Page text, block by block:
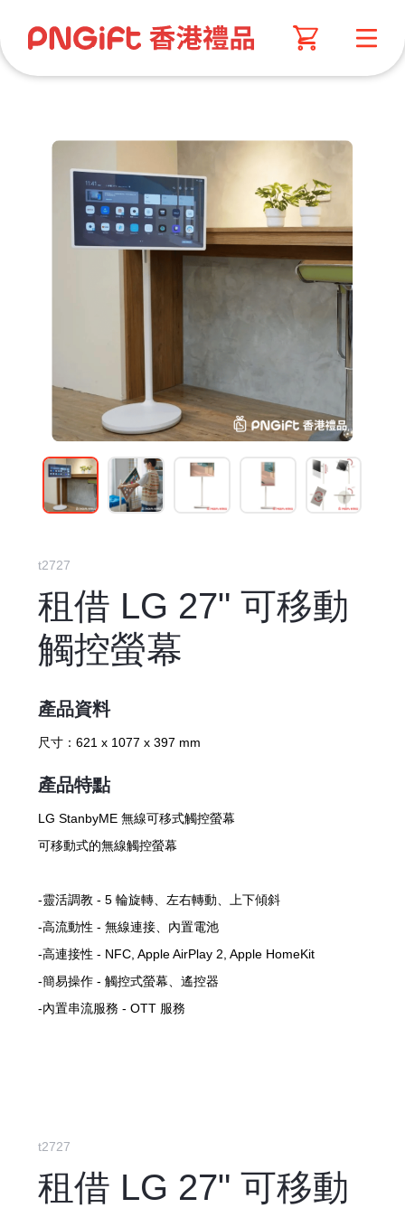
t2727
租借 LG 27" 可移動
觸控螢幕
產品資料
尺寸： 621 x 1077 x 397 mm
產品特點
LG StanbyME 無線可移式觸控螢幕
可移動式的無線觸控螢幕
-靈活調教 - 5 輪旋轉、左右轉動、上下傾斜
-高流動性 - 無線連接、內置電池
-高連接性 - NFC, Apple AirPlay 2, Apple HomeKit
-簡易操作 - 觸控式螢幕、遙控器
-內置串流服務 - OTT 服務
t2727
租借 LG 27" 可移動